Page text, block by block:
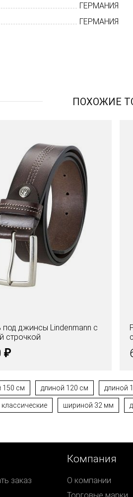
ГЕРМАНИЯ
ГЕРМАНИЯ
ПОХОЖИЕ
джинсы Lindenmann с
строчкой
₽
150 см длиной 120 см длиной
классические шириной 32 мм
заказ
Компания
О компании